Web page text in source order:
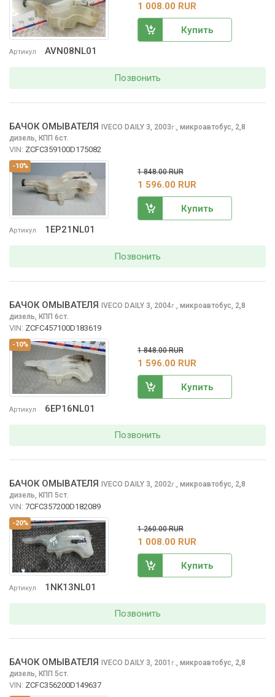
Артикул AVN08NL01
1 008.00 RUR
Купить
Позвонить
-10%
Артикул 1EP21NL01
БАЧОК ОМЫВАТЕЛЯ IVECO DAILY 3, 2003г., микроавтобус, 2,8
дизель, КПП 6ст.
VIN: ZCFC359100D175082
1 848.00 RUR
1 596.00 RUR
Купить
Позвонить
-10%
Артикул 6EP16NL01
БАЧОК ОМЫВАТЕЛЯ IVECO DAILY 3, 2004г., микроавтобус, 2,8
дизель, КПП 6ст.
VIN: ZCFC457100D183619
1 848.00 RUR
1 596.00 RUR
Купить
Позвонить
-20%
Артикул 1NK13NL01
БАЧОК ОМЫВАТЕЛЯ IVECO DAILY 3, 2002г., микроавтобус, 2,8
дизель, КПП 5ст.
VIN: 7CFC357200D182089
1 260.00 RUR
1 008.00 RUR
Купить
Позвонить
БАЧОК ОМЫВАТЕЛЯ IVECO DAILY 3, 2001 г., микроавтобус, 2,8
дизель, КПП 5ст.
VIN: ZCFC356200D149637